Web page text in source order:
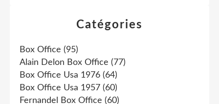
Catégories
Box Office (95)
Alain Delon Box Office (77)
Box Office Usa 1976 (64)
Box Office Usa 1957 (60)
Fernandel Box Office (60)